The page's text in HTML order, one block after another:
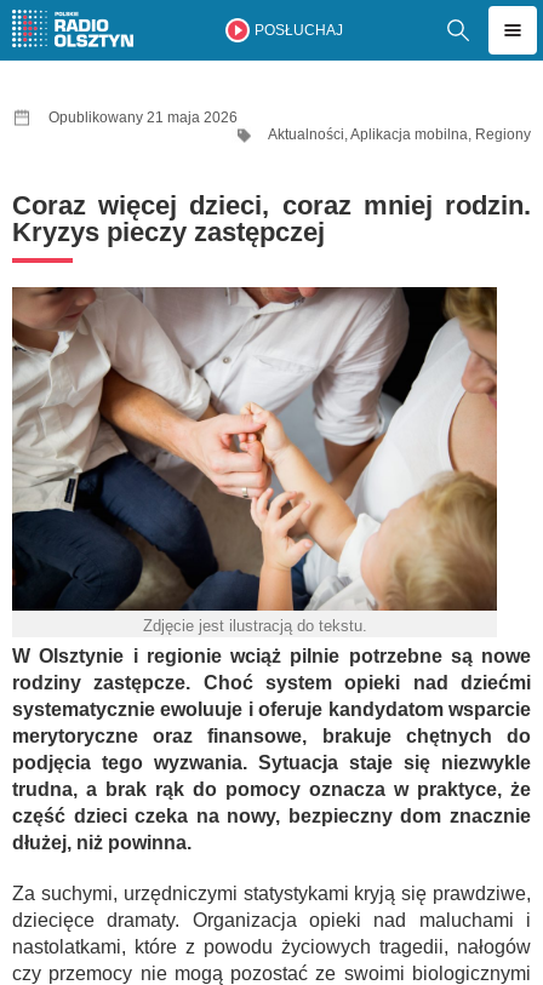
POSŁUCHAJ
Opublikowany 21 maja 2026
Aktualności,Aplikacja mobilna, Regiony
Coraz więcej dzieci, coraz mniej rodzin.
Kryzys pieczy zastępczej
Zdjęcie jest ilustracją do tekstu.
W Olsztynie i regionie wciąż pilnie potrzebne są nowe
rodziny zastępcze. Choć system opieki nad dziećmi
systematycznie ewoluuje i oferuje kandydatom wsparcie
merytoryczne oraz finansowe, brakuje chętnych do
podjęcia tego wyzwania. Sytuacja staje się niezwykle
trudna, a brak rąk do pomocy oznacza w praktyce, że
część dzieci czeka na nowy, bezpieczny dom znacznie
dłużej, niż powinna.
Za suchymi, urzędniczymi statystykami kryją się prawdziwe,
dziecięce dramaty. Organizacja opieki nad maluchami i
nastolatkami, które z powodu życiowych tragedii, nałogów
czy przemocy nie mogą pozostać ze swoimi biologicznymi